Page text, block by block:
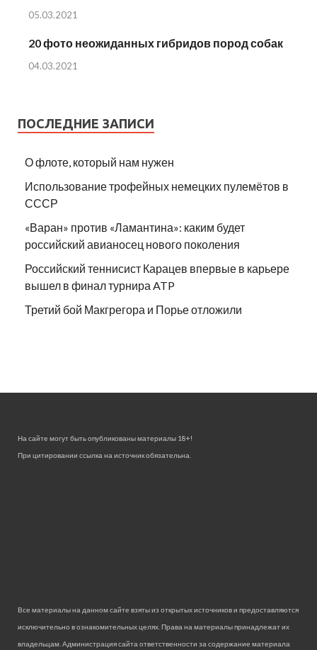
05.03.2021
20 фото неожиданных гибридов пород собак
04.03.2021
ПОСЛЕДНИЕ ЗАПИСИ
О флоте, который нам нужен
Использование трофейных немецких пулемётов в
СССР
«Варан» против «Ламантина»: каким будет
российский авианосец нового поколения
Российский теннисист Карацев впервые в карьере
вышел в финал турнира ATP
Третий бой Макгрегора и Порье отложили
На сайте могут быть опубликованы материалы 18+!
При цитировании ссылка на источник обязательна.
Все материалы на данном сайте взяты из открытых источников и предоставляются
исключительно в ознакомительных целях. Права на материалы принадлежат их
владельцам. Администрация сайта ответственности за содержание материала